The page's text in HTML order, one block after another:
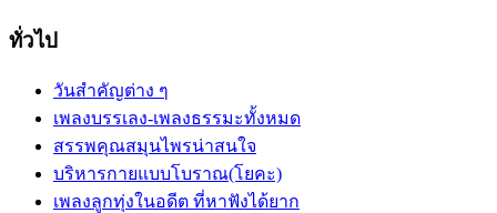
ทั่วไป
วันสำคัญต่าง ๆ
เพลงบรรเลง-เพลงธรรมะทั้งหมด
สรรพคุณสมุนไพรน่าสนใจ
บริหารกายแบบโบราณ(โยคะ)
เพลงลูกทุ่งในอดีต ที่หาฟังได้ยาก